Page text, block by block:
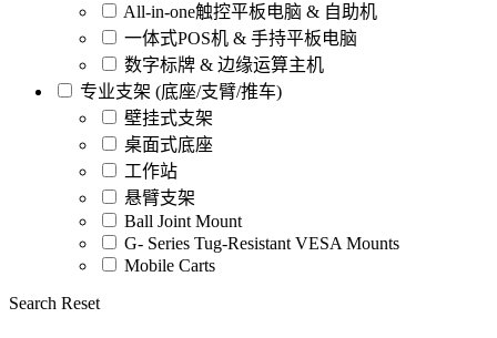
All-in-one触控平板电脑 & 自助机
一体式POS机 & 手持平板电脑
数字标牌 & 边缘运算主机
专业支架 (底座/支臂/推车)
壁挂式支架
桌面式底座
工作站
悬臂支架
Ball Joint Mount​
G- Series Tug-Resistant VESA Mounts
Mobile Carts
Search Reset